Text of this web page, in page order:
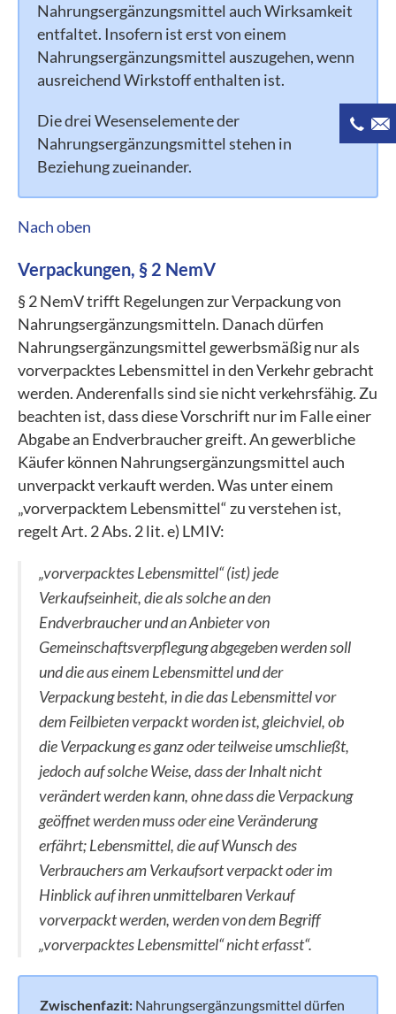
Nahrungsergänzungsmittel auch Wirksamkeit
entfaltet. Insofern ist erst von einem
Nahrungsergänzungsmittel auszugehen, wenn
ausreichend Wirkstoff enthalten ist.
Die drei Wesenselemente der
Nahrungsergänzungsmittel stehen in
Beziehung zueinander.
Nach oben
Verpackungen, § 2 NemV
§ 2 NemV trifft Regelungen zur Verpackung von
Nahrungsergänzungsmitteln. Danach dürfen
Nahrungsergänzungsmittel gewerbsmäßig nur als
vorverpacktes Lebensmittel in den Verkehr gebracht
werden. Anderenfalls sind sie nicht verkehrsfähig. Zu
beachten ist, dass diese Vorschrift nur im Falle einer
Abgabe an Endverbraucher greift. An gewerbliche
Käufer können Nahrungsergänzungsmittel auch
unverpackt verkauft werden. Was unter einem
„vorverpacktem Lebensmittel“ zu verstehen ist,
regelt Art. 2 Abs. 2 lit. e) LMIV:
„vorverpacktes Lebensmittel“ (ist) jede
Verkaufseinheit, die als solche an den
Endverbraucher und an Anbieter von
Gemeinschaftsverpflegung abgegeben werden soll
und die aus einem Lebensmittel und der
Verpackung besteht, in die das Lebensmittel vor
dem Feilbieten verpackt worden ist, gleichviel, ob
die Verpackung es ganz oder teilweise umschließt,
jedoch auf solche Weise, dass der Inhalt nicht
verändert werden kann, ohne dass die Verpackung
geöffnet werden muss oder eine Veränderung
erfährt; Lebensmittel, die auf Wunsch des
Verbrauchers am Verkaufsort verpackt oder im
Hinblick auf ihren unmittelbaren Verkauf
vorverpackt werden, werden von dem Begriff
„vorverpacktes Lebensmittel“ nicht erfasst“.
Zwischenfazit: Nahrungsergänzungsmittel dürfen